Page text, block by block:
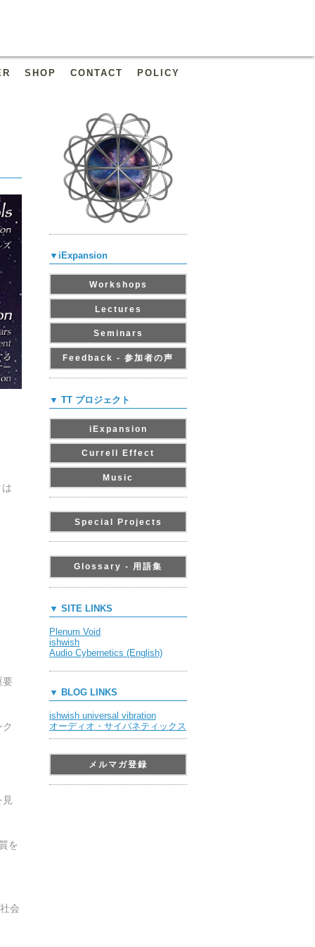
SHOP CONTACT POLICY
要
を
会
▼iExpansion
Workshops
Lectures
Seminars
Feedback - 参加者の声
▼ TT プロジェクト
iExpansion
Currell Effect
Music
Special Projects
Glossary - 用語集
▼ SITE LINKS
Plenum Void
ishwish
Audio Cybernetics (English)
▼ BLOG LINKS
ishwish universal vibration
オーディオ・サイバネティックス
メルマガ登録